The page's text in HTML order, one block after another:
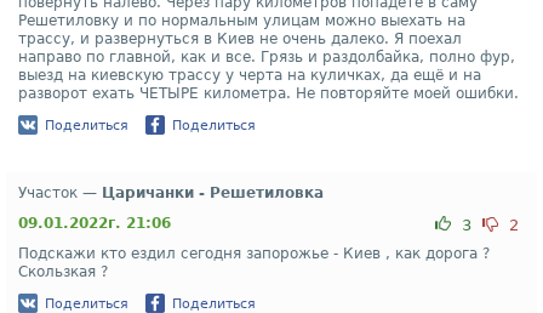
Решетиловку и по нормальным улицам можно выехать на
трассу, и развернуться в Киев не очень далеко. Я поехал
направо по главной, как и все. Грязь и раздолбайка, полно фур,
выезд на киевскую трассу у черта на куличках, да ещё и на
разворот ехать ЧЕТЫРЕ километра. Не повторяйте моей ошибки.
Поделиться Поделиться
Участок — Царичанки - Решетиловка
09.01.2022г. 21:06
3 2
Подскажи кто ездил сегодня запорожье - Киев , как дорога ?
Скользкая ?
Поделиться Поделиться